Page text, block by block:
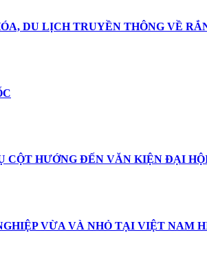
DU LỊCH TRUYỀN THÔNG VỀ
CỘT HƯỚNG ĐẾN VĂN KIỆN ĐẠI
VỪA VÀ NHỎ TẠI VIỆT NAM